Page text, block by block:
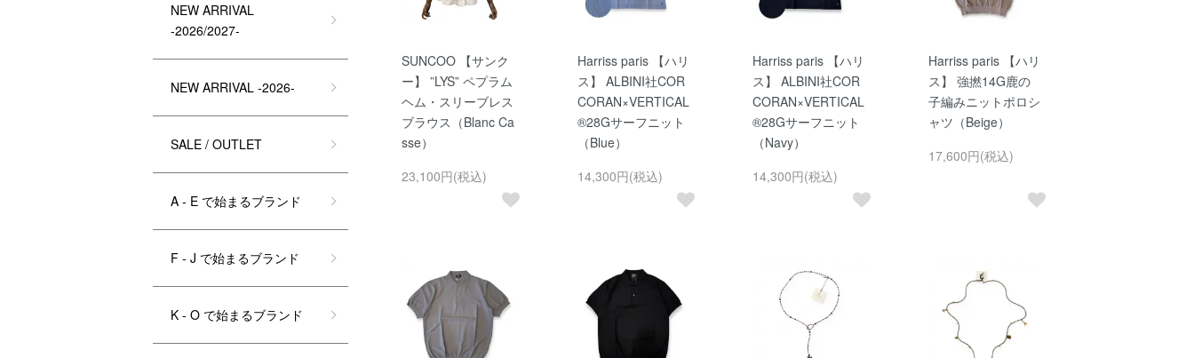
SUNCOO 【サンク
ー】 ”LYS” ペプラム
ヘム・スリーブレス
ブラウス（Blanc Ca
sse）
23,100円(税込)
Harriss paris 【ハリ
ス】 ALBINI社COR
CORAN×VERTICAL
®28Gサーフニット
（Blue）
14,300円(税込)
Harriss paris 【ハリ
ス】 ALBINI社COR
CORAN×VERTICAL
®28Gサーフニット
（Navy）
14,300円(税込)
Harriss paris 【ハリ
ス】 強撚14G鹿の
子編みニットポロシ
ャツ（Beige）
17,600円(税込)
NEW ARRIVAL
-2026/2027-
NEW ARRIVAL -2026-
SALE / OUTLET
A - E で始まるブランド
F - J で始まるブランド
K - O で始まるブランド